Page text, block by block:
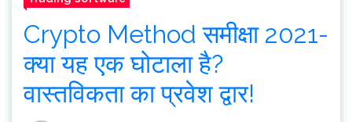
Crypto Method समीक्षा 2021-
क्या यह एक घोटाला है?
वास्तविकता का प्रवेश द्वार!